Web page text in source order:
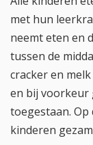
met hun
neemt eten en
tussen de
cracker en
en bij voorkeur
toegestaan.
kinderen